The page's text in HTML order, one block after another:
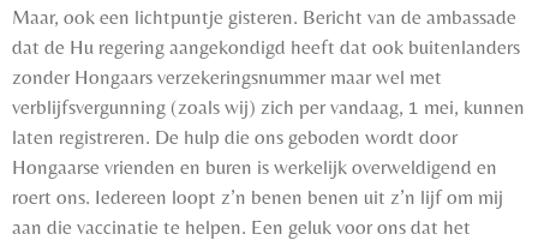
Maar, ook een lichtpuntje gisteren. Bericht van de ambassade
dat de Hu regering aangekondigd heeft dat ook buitenlanders
zonder Hongaars verzekeringsnummer maar wel met
verblijfsvergunning (zoals wij) zich per vandaag, 1 mei, kunnen
laten registreren. De hulp die ons geboden wordt door
Hongaarse vrienden en buren is werkelijk overweldigend en
roert ons. Iedereen loopt z’n benen benen uit z’n lijf om mij
aan die vaccinatie te helpen. Een geluk voor ons dat het